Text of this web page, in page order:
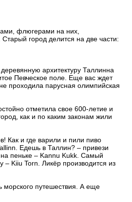
флюгерами на них,
город делится на две части:
архитектуру Таллинна
Певческое поле. Еще вас ждет
проходила парусная олимпийская
отметила свое 600-летие и
как и по каким законам жили
Как и где варили и пили пиво
Едешь в Таллин? – привези
пеньке – Kannu Kukk. Самый
Kiiu Torn. Ликёр производится из
морского путешествия. А еще